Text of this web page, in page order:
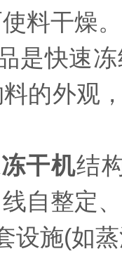
料干燥。
快速冻
的外观
干机结
自整定
施(如蒸